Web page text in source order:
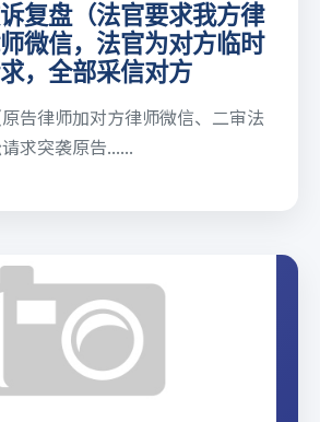
复盘（法官要求我方律
微信，法官为对方临时
，全部采信对方
告律师加对方律师微信、二审法
求突袭原告......